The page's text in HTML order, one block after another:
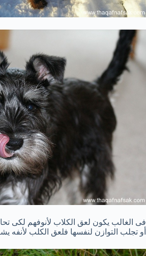
فى الغالب يكون لعق الكلاب لأنوفهم لكى
أو تجلب التوازن لنفسها فلعق الكلب لأنفه